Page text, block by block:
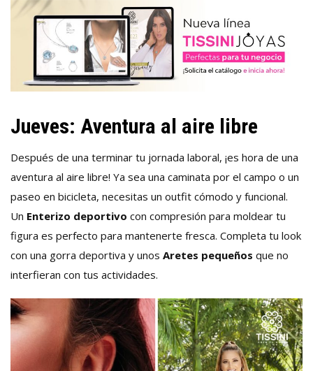
Jueves: Aventura al aire libre
Después de una terminar tu jornada laboral, ¡es hora de una
aventura al aire libre! Ya sea una caminata por el campo o un
paseo en bicicleta, necesitas un outfit cómodo y funcional.
Un Enterizo deportivo con compresión para moldear tu
figura es perfecto para mantenerte fresca. Completa tu look
con una gorra deportiva y unos Aretes pequeños que no
interfieran con tus actividades.